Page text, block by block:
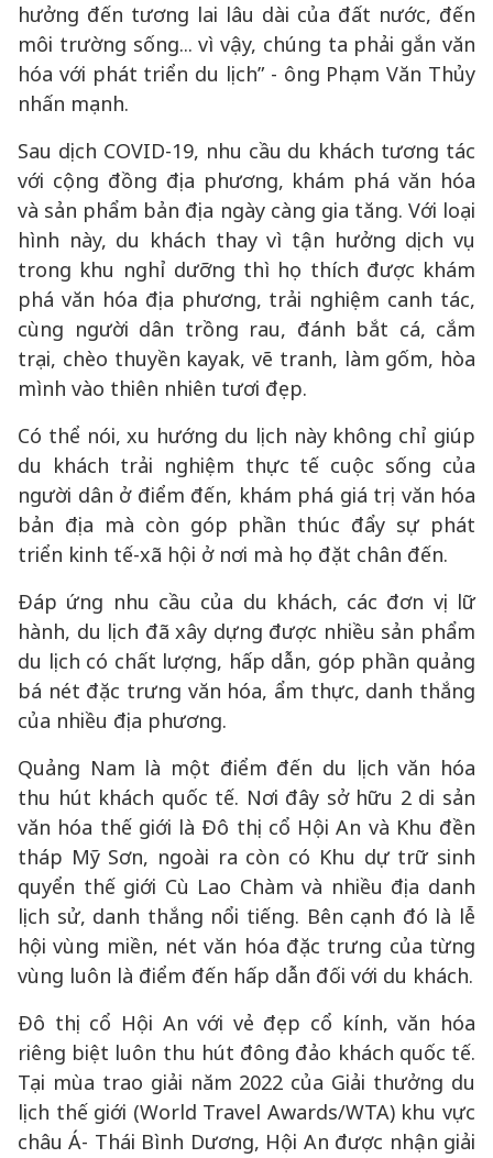
hưởng đến tương lai lâu dài của đất nước, đến
môi trường sống... vì vậy, chúng ta phải gắn văn
hóa với phát triển du lịch” - ông Phạm Văn Thủy
nhấn mạnh.
Sau dịch COVID-19, nhu cầu du khách tương tác
với cộng đồng địa phương, khám phá văn hóa
và sản phẩm bản địa ngày càng gia tăng. Với loại
hình này, du khách thay vì tận hưởng dịch vụ
trong khu nghỉ dưỡng thì họ thích được khám
phá văn hóa địa phương, trải nghiệm canh tác,
cùng người dân trồng rau, đánh bắt cá, cắm
trại, chèo thuyền kayak, vẽ tranh, làm gốm, hòa
mình vào thiên nhiên tươi đẹp.
Có thể nói, xu hướng du lịch này không chỉ giúp
du khách trải nghiệm thực tế cuộc sống của
người dân ở điểm đến, khám phá giá trị văn hóa
bản địa mà còn góp phần thúc đẩy sự phát
triển kinh tế-xã hội ở nơi mà họ đặt chân đến.
Đáp ứng nhu cầu của du khách, các đơn vị lữ
hành, du lịch đã xây dựng được nhiều sản phẩm
du lịch có chất lượng, hấp dẫn, góp phần quảng
bá nét đặc trưng văn hóa, ẩm thực, danh thắng
của nhiều địa phương.
Quảng Nam là một điểm đến du lịch văn hóa
thu hút khách quốc tế. Nơi đây sở hữu 2 di sản
văn hóa thế giới là Đô thị cổ Hội An và Khu đền
tháp Mỹ Sơn, ngoài ra còn có Khu dự trữ sinh
quyển thế giới Cù Lao Chàm và nhiều địa danh
lịch sử, danh thắng nổi tiếng. Bên cạnh đó là lễ
hội vùng miền, nét văn hóa đặc trưng của từng
vùng luôn là điểm đến hấp dẫn đối với du khách.
Đô thị cổ Hội An với vẻ đẹp cổ kính, văn hóa
riêng biệt luôn thu hút đông đảo khách quốc tế.
Tại mùa trao giải năm 2022 của Giải thưởng du
lịch thế giới (World Travel Awards/WTA) khu vực
châu Á- Thái Bình Dương, Hội An được nhận giải